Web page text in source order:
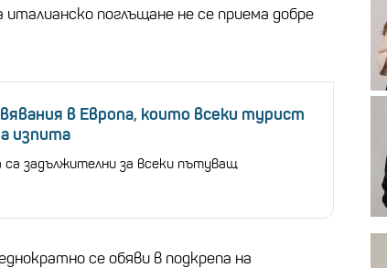
поглъщане не се приема добре
в Европа, които всеки турист
изпита
са задължителни за всеки пътуващ
се обяви в подкрепа на